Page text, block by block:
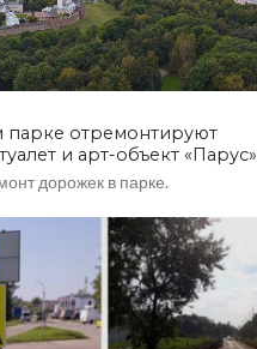
парке отремонтируют
и арт-объект «Парус»
дорожек в парке.